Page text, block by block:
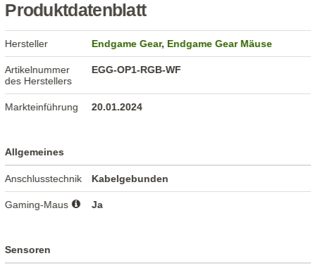
Produktdatenblatt
Hersteller Endgame Gear,Endgame Gear Mäuse
Artikelnummer
des Herstellers
EGG-OP1-RGB-WF
Markteinführung 20.01.2024
Allgemeines
Anschlusstechnik Kabelgebunden
Gaming-Maus Ja
Sensoren